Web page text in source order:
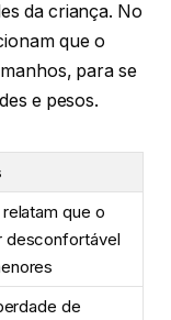
da criança. No
que o
para se
e pesos.
que o
desconfortável
de